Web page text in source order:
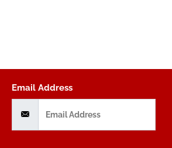
Email Address